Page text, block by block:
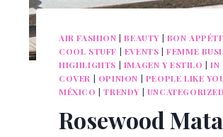
AIR FASHION |BEAUTY | BON
COOL STUFF | EVENTS |FEMME
HIGHLIGHTS | IMAGEN Y ESTILO |IN
COVER | OPINION | PEOPLE LIKE
MÉXICO |TRENDY | UNCATEGORIZED
Rosewood